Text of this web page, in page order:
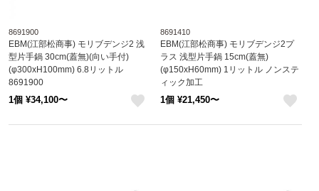
8691900
EBM(江部松商事) モリブデンジ2 浅
型片手鍋 30cm(蓋無)(向い手付)
(φ300xH100mm) 6.8リットル
8691900
1個 ¥34,100〜
8691410
EBM(江部松商事) モリブデンジ2プ
ラス 浅型片手鍋 15cm(蓋無)
(φ150xH60mm) 1リットル ノンステ
ィック加工
8691410
1個 ¥21,450〜